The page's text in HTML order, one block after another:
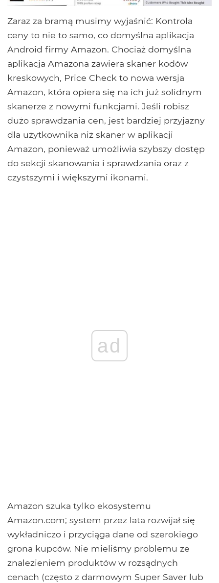
Zaraz za bramą musimy wyjaśnić: Kontrola
ceny to nie to samo, co domyślna aplikacja
Android firmy Amazon. Chociaż domyślna
aplikacja Amazona zawiera skaner kodów
kreskowych, Price Check to nowa wersja
Amazon, która opiera się na ich już solidnym
skanerze z nowymi funkcjami. Jeśli robisz
dużo sprawdzania cen, jest bardziej przyjazny
dla użytkownika niż skaner w aplikacji
Amazon, ponieważ umożliwia szybszy dostęp
do sekcji skanowania i sprawdzania oraz z
czystszymi i większymi ikonami.
ad
Amazon szuka tylko ekosystemu
Amazon.com; system przez lata rozwijał się
wykładniczo i przyciąga dane od szerokiego
grona kupców. Nie mieliśmy problemu ze
znalezieniem produktów w rozsądnych
cenach (często z darmowym Super Saver lub